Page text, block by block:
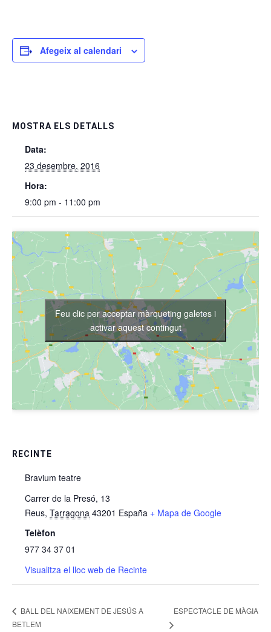
Afegeix al calendari
MOSTRA ELS DETALLS
Data:
23 desembre, 2016
Hora:
9:00 pm - 11:00 pm
RECINTE
Bravium teatre
Carrer de la Presó, 13
Reus, Tarragona 43201 España + Mapa de Google
Telèfon
977 34 37 01
Visualitza el lloc web de Recinte
Feu clic per acceptar màrqueting galetes i
activar aquest contingut
BALL DEL NAIXEMENT DE JESÚS A
BETLEM
ESPECTACLE DE MÀGIA